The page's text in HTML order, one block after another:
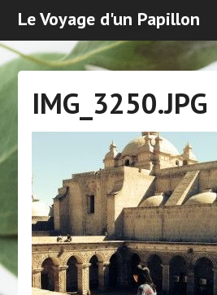
Le Voyage d'un Papillon
IMG_3250.JPG